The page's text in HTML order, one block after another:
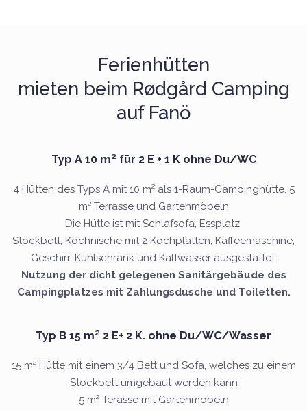
Ferienhütten
mieten beim Rødgård Camping
auf Fanö
Typ A 10 m² für 2 E + 1 K ohne Du/WC
4 Hütten des Typs A mit 10 m² als 1-Raum-Campinghütte. 5
m² Terrasse und Gartenmöbeln
Die Hütte ist mit Schlafsofa, Essplatz,
Stockbett, Kochnische mit 2 Kochplatten, Kaffeemaschine,
Geschirr, Kühlschrank und Kaltwasser ausgestattet.
Nutzung der dicht gelegenen Sanitärgebäude des
Campingplatzes mit Zahlungsdusche und Toiletten.
Typ B 15 m² 2 E+ 2 K. ohne Du/WC/Wasser
15 m² Hütte mit einem 3/4 Bett und Sofa, welches zu einem
Stockbett umgebaut werden kann
5 m² Terasse mit Gartenmöbeln